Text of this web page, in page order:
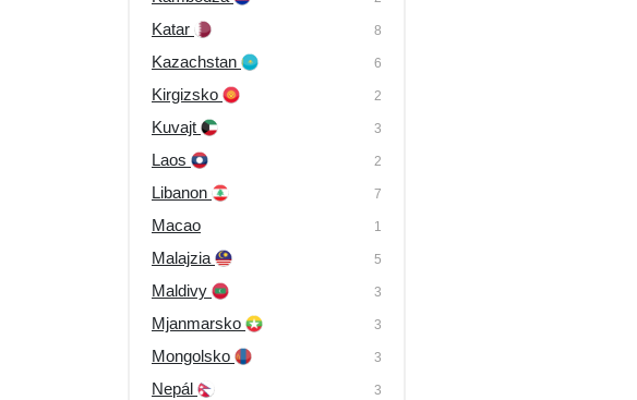
Katar 8
Kazachstan 6
Kirgizsko 2
Kuvajt 3
Laos 2
Libanon 7
Macao 1
Malajzia 5
Maldivy 3
Mjanmarsko 3
Mongolsko 3
Nepál 3